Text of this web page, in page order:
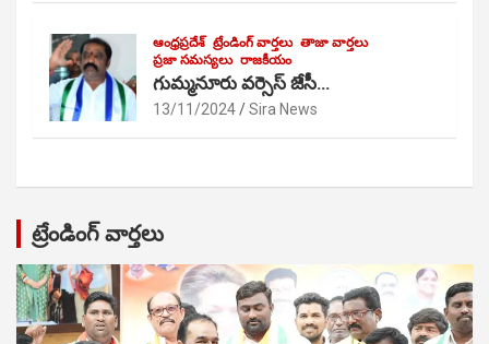
ఆంధ్రప్రదేశ్ ట్రేండింగ్ వార్తలు తాజా వార్తలు
ప్రజా సమస్యలు రాజకీయం
గుమ్మనూరు వర్సెస్ జేసీ…
13/11/2024 Sira News
ట్రేండింగ్ వార్తలు